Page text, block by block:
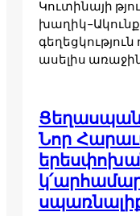
Կուտինայի
գեղեցկություն
ասելիս
Նոր